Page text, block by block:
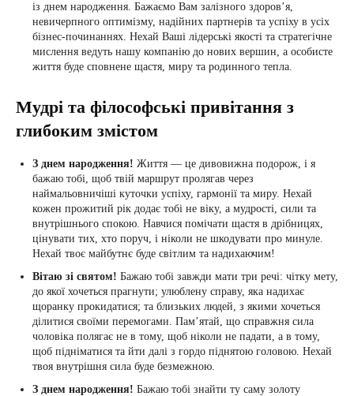
із днем народження. Бажаємо Вам залізного здоров’я,
невичерпного оптимізму, надійних партнерів та успіху в усіх
бізнес-починаннях. Нехай Ваші лідерські якості та стратегічне
мислення ведуть нашу компанію до нових вершин, а особисте
життя буде сповнене щастя, миру та родинного тепла.
Мудрі та філософські привітання з
глибоким змістом
З днем народження! Життя — це дивовижна подорож, і я
бажаю тобі, щоб твій маршрут пролягав через
наймальовничіші куточки успіху, гармонії та миру. Нехай
кожен прожитий рік додає тобі не віку, а мудрості, сили та
внутрішнього спокою. Навчися помічати щастя в дрібницях,
цінувати тих, хто поруч, і ніколи не шкодувати про минуле.
Нехай твоє майбутнє буде світлим та надихаючим!
Вітаю зі святом! Бажаю тобі завжди мати три речі: чітку мету,
до якої хочеться прагнути; улюблену справу, яка надихає
щоранку прокидатися; та близьких людей, з якими хочеться
ділитися своїми перемогами. Пам’ятай, що справжня сила
чоловіка полягає не в тому, щоб ніколи не падати, а в тому,
щоб підніматися та йти далі з гордо піднятою головою. Нехай
твоя внутрішня сила буде безмежною.
З днем народження! Бажаю тобі знайти ту саму золоту